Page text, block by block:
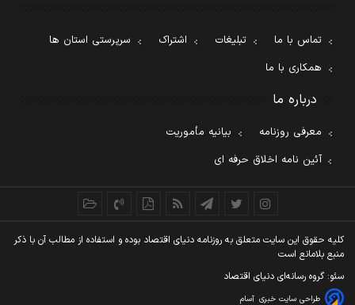
تماس با ما تبلیغات اشتراک
سرپرستی استان ها
همکاری با ما
درباره ما
معرفی روزنامه
بیانیه مأموریت
آئین نامه اخلاق حرفه ای
کليه حقوق اين سايت متعلق به روزنامه دنيای اقتصاد بوده و استفاده از مطالب آن با ذکر
منبع بلامانع است
سئو: گروه رسانه‌ای دنیای اقتصاد
طراحی سایت خبری آسام